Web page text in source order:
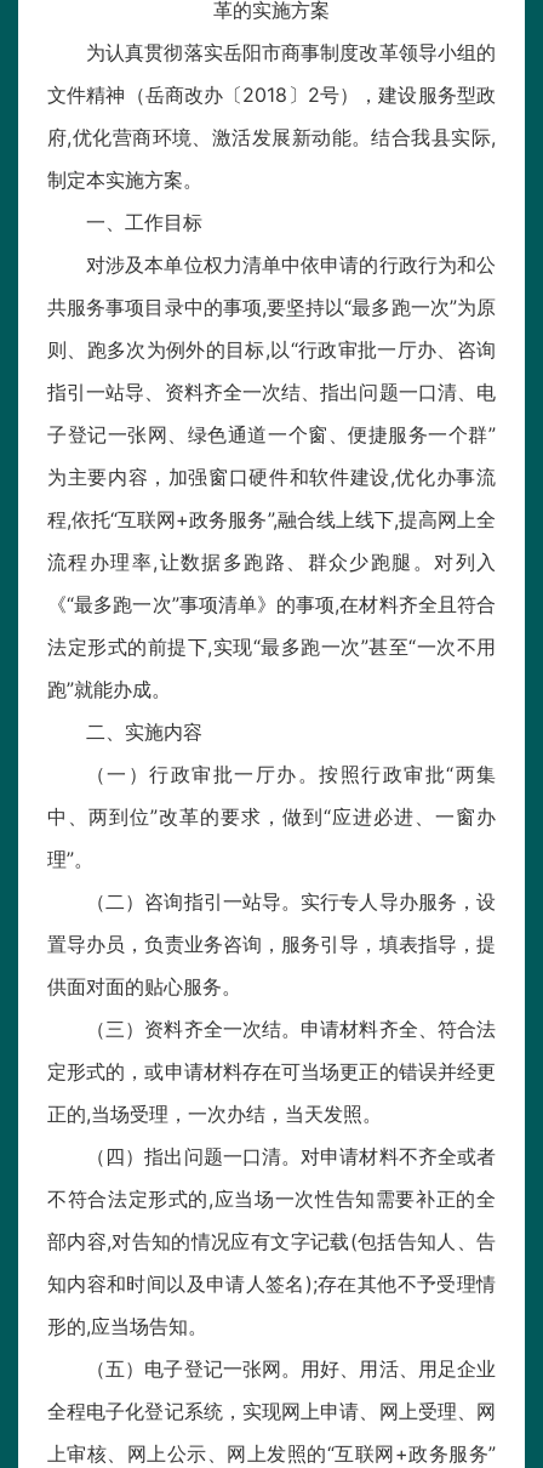
革的实施方案
为认真贯彻落实岳阳市商事制度改革领导小组的
文件精神（岳商改办〔2018〕2号），建设服务型政
府,优化营商环境、激活发展新动能。结合我县实际,
制定本实施方案。
一、工作目标
对涉及本单位权力清单中依申请的行政行为和公
共服务事项目录中的事项,要坚持以“最多跑一次”为原
则、跑多次为例外的目标,以“行政审批一厅办、咨询
指引一站导、资料齐全一次结、指出问题一口清、电
子登记一张网、绿色通道一个窗、便捷服务一个群”
为主要内容，加强窗口硬件和软件建设,优化办事流
程,依托“互联网+政务服务”,融合线上线下,提高网上全
流程办理率,让数据多跑路、群众少跑腿。对列入
《“最多跑一次”事项清单》的事项,在材料齐全且符合
法定形式的前提下,实现“最多跑一次”甚至“一次不用
跑”就能办成。
二、实施内容
（一）行政审批一厅办。按照行政审批“两集
中、两到位”改革的要求，做到“应进必进、一窗办
理”。
（二）咨询指引一站导。实行专人导办服务，设
置导办员，负责业务咨询，服务引导，填表指导，提
供面对面的贴心服务。
（三）资料齐全一次结。申请材料齐全、符合法
定形式的，或申请材料存在可当场更正的错误并经更
正的,当场受理，一次办结，当天发照。
（四）指出问题一口清。对申请材料不齐全或者
不符合法定形式的,应当场一次性告知需要补正的全
部内容,对告知的情况应有文字记载(包括告知人、告
知内容和时间以及申请人签名);存在其他不予受理情
形的,应当场告知。
（五）电子登记一张网。用好、用活、用足企业
全程电子化登记系统，实现网上申请、网上受理、网
上审核、网上公示、网上发照的“互联网+政务服务”